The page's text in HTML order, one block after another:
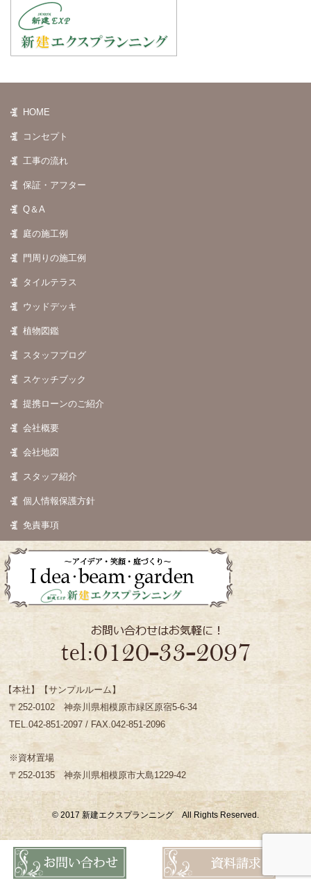
HOME
コンセプト
工事の流れ
保証・アフター
Q＆A
庭の施工例
門周りの施工例
タイルテラス
ウッドデッキ
植物図鑑
スタッフブログ
スケッチブック
提携ローンのご紹介
会社概要
会社地図
スタッフ紹介
個人情報保護方針
免責事項
【本社】【サンプルルーム】
〒252-0102 神奈川県相模原市緑区原宿5-6-34
TEL.042-851-2097 / FAX.042-851-2096
※資材置場
〒252-0135 神奈川県相模原市大島1229-42
© 2017 新建エクスプランニング All Rights Reserved.